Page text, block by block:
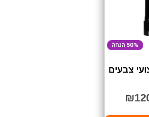
50% הנחה
צבעים
₪